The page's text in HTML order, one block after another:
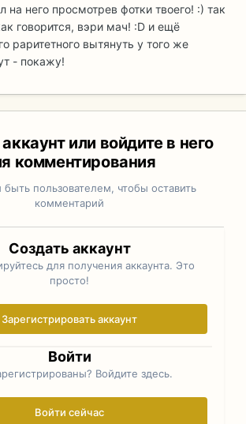
на него просмотрев фотки твоего! :) так
говорится, вэри мач! :D и ещё
раритетного вытянуть у того же
- покажу!
или войдите в него
комментирования
пользователем, чтобы оставить
комментарий
Создать аккаунт
для получения аккаунта. Это
просто!
Зарегистрировать аккаунт
Войти
Войдите здесь.
Войти сейчас